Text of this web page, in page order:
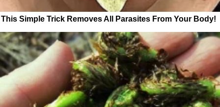
This Simple Trick Removes All Parasites From Your Body!